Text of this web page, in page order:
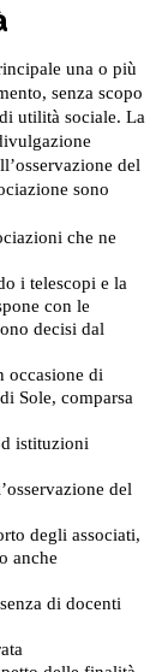
una o più
senza scopo
utilità sociale. La
del
sono
che ne
i telescopi e la
con le
decisi dal
occasione di
Sole, comparsa
istituzioni
del
degli associati,
anche
di docenti